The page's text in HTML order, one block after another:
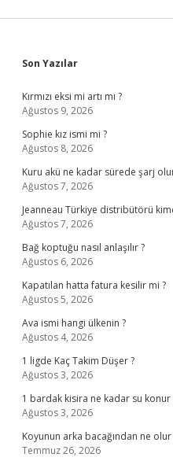
Sidebar
Son Yazılar
Kırmızı eksi mi artı mı ?
Ağustos 9, 2026
Sophie kız ismi mi ?
Ağustos 8, 2026
Kuru akü ne kadar sürede şarj
Ağustos 7, 2026
Jeanneau Türkiye distribütörü
Ağustos 7, 2026
Bağ koptuğu nasıl anlaşılır ?
Ağustos 6, 2026
Kapatılan hatta fatura kesilir mi ?
Ağustos 5, 2026
Ava ismi hangi ülkenin ?
Ağustos 4, 2026
1 ligde Kaç Takim Düşer ?
Ağustos 3, 2026
1 bardak kisira ne kadar su konur
Ağustos 3, 2026
Koyunun arka bacağından ne olur
Temmuz 26, 2026